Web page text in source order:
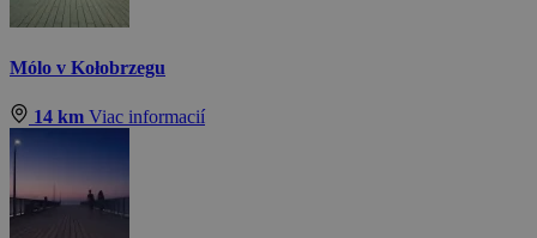
Mólo v Kołobrzegu
14 km Viac informacií